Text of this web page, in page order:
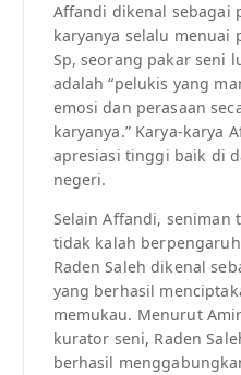
Affandi dikenal sebagai
karyanya selalu menuai
Sp, seorang pakar seni
adalah “pelukis yang
emosi dan perasaan
karyanya.” Karya-karya
apresiasi tinggi baik di
negeri.
Selain Affandi, seniman
tidak kalah
Raden Saleh dikenal
yang berhasil
memukau. Menurut
kurator seni, Raden
berhasil